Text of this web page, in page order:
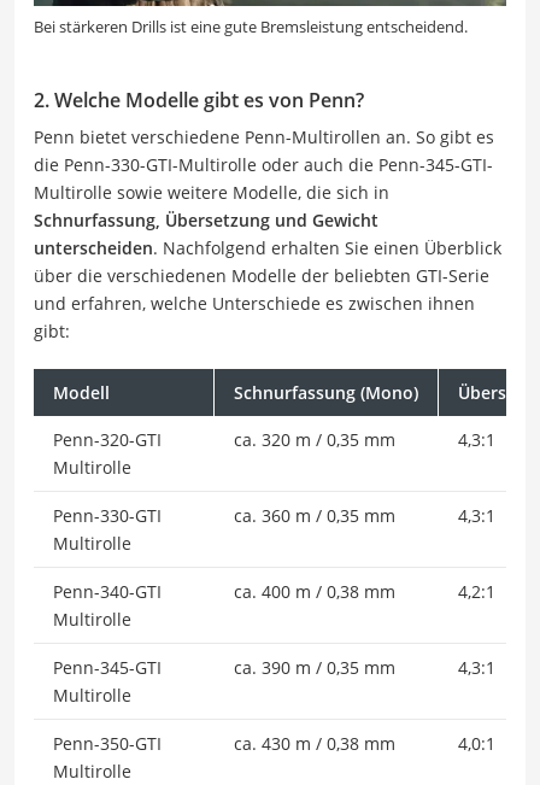
Bei stärkeren Drills ist eine gute Bremsleistung entscheidend.
2. Welche Modelle gibt es von Penn?
Penn bietet verschiedene Penn-Multirollen an. So gibt es
die Penn-330-GTI-Multirolle oder auch die Penn-345-GTI-
Multirolle sowie weitere Modelle, die sich in
Schnurfassung, Übersetzung und Gewicht
unterscheiden. Nachfolgend erhalten Sie einen Überblick
über die verschiedenen Modelle der beliebten GTI-Serie
und erfahren, welche Unterschiede es zwischen ihnen
gibt:
Modell Schnurfassung (Mono)
Penn-320-GTI
Multirolle
ca. 320 m / 0,35 mm 4,3:1
Penn-330-GTI
Multirolle
ca. 360 m / 0,35 mm 4,3:1
Penn-340-GTI
Multirolle
ca. 400 m / 0,38 mm 4,2:1
Penn-345-GTI
Multirolle
ca. 390 m / 0,35 mm 4,3:1
Penn-350-GTI
Multirolle
ca. 430 m / 0,38 mm 4,0:1